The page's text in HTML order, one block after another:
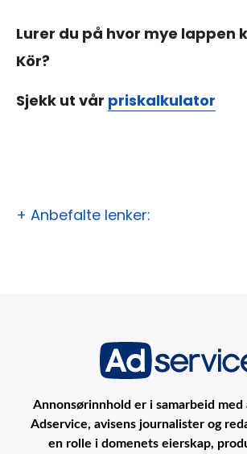
Lurer du på hvor mye lappen
Kör?
Sjekk ut vår priskalkulator
+ Anbefalte lenker:
Annonsørinnhold er i samarbeid
Adservice, avisens journalister og
en rolle i domenets eierskap,